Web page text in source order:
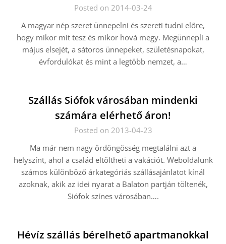
Posted on 2014-03-24
A magyar nép szeret ünnepelni és szereti tudni előre,
hogy mikor mit tesz és mikor hová megy. Megünnepli a
május elsejét, a sátoros ünnepeket, születésnapokat,
évfordulókat és mint a legtöbb nemzet, a…
Szállás Siófok városában mindenki
számára elérhető áron!
Posted on 2013-04-23
Ma már nem nagy ördöngösség megtalálni azt a
helyszínt, ahol a család eltöltheti a vakációt. Weboldalunk
számos különböző árkategóriás szállásajánlatot kínál
azoknak, akik az idei nyarat a Balaton partján töltenék,
Siófok színes városában….
Hévíz szállás bérelhető apartmanokkal